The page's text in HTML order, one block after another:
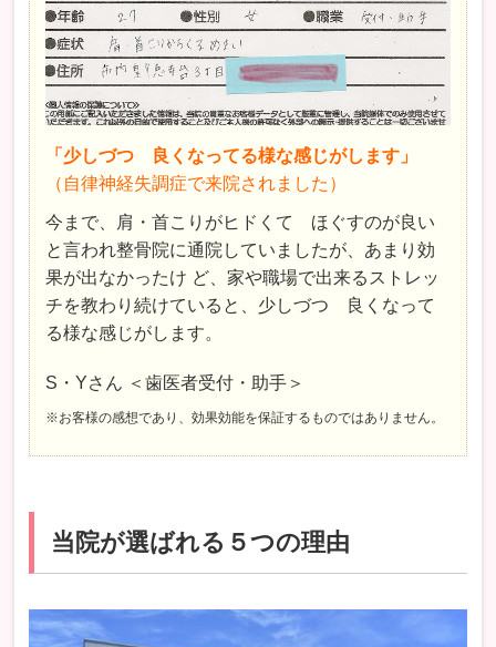
「少しづつ 良くなってる様な感じがします」
（自律神経失調症で来院されました）
今まで、肩・首こりがヒドくて ほぐすのが良い
と言われ整骨院に通院していましたが、あまり効
果が出なかったけ ど、家や職場で出来るストレッ
チを教わり続けていると、少しづつ 良くなって
る様な感じがします。
S・Yさん ＜歯医者受付・助手＞
※お客様の感想であり、効果効能を保証するものではありません。
当院が選ばれる５つの理由